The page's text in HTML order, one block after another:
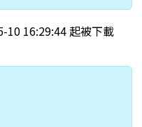
10 16:29:44 起被下載